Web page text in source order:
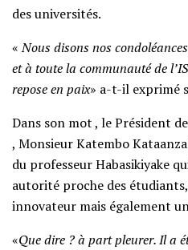
des universités.
«Nous disons nos
et à toute la communauté de
repose en paix» a-t-il exprimé
Dans son mot , le Président
, Monsieur Katembo
du professeur Habasikiyake
autorité proche des
innovateur mais également
«Que dire ? à part pleurer. Il a